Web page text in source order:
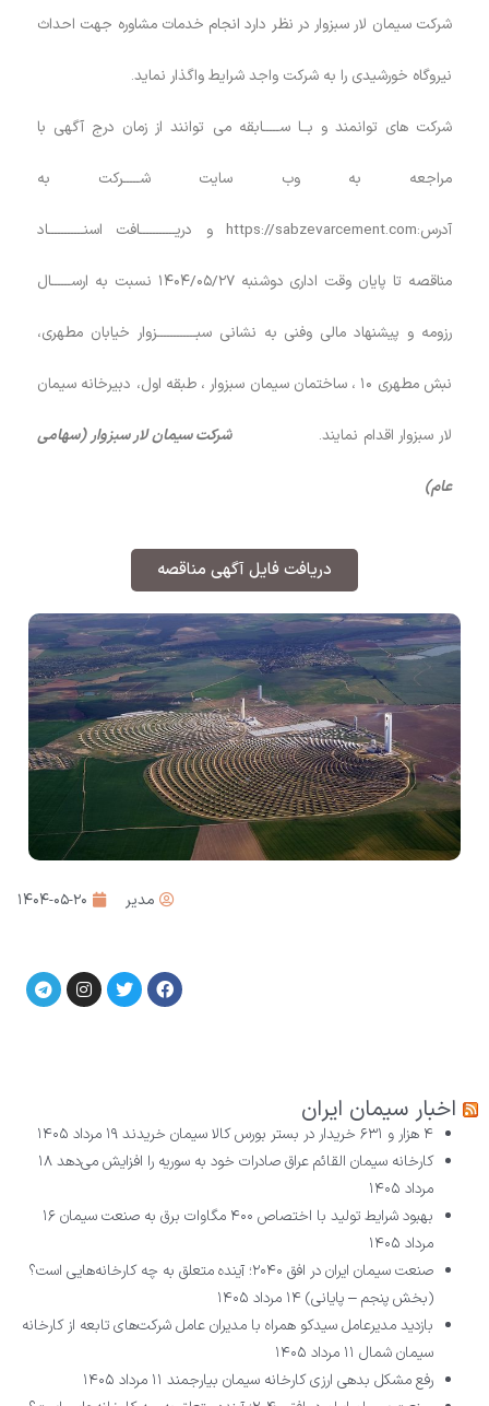
شرکت سیمان لار سبزوار در نظر دارد انجام خدمات مشاوره جهت احداث
نیروگاه خورشیدی را به شرکت واجد شرایط واگذار نماید.
شرکت های توانمند و بــا ســـــابقه می توانند از زمان درج آگهی با
مراجعه به وب سایت شـــــرکت به
آدرس:https://sabzevarcement.com و دریـــــــــــافت اسنـــــــــــاد
مناقصه تا پایان وقت اداری دوشنبه ۱۴۰۴/۰۵/۲۷ نسبت به ارســــــال
رزومه و پیشنهاد مالی و‌فنی به نشانی سبــــــــــــزوار خیابان مطهری،
نبش مطهری ۱۰ ، ساختمان سیمان سبزوار ، طبقه اول، دبیرخانه سیمان
لار سبزوار اقدام نمایند. شرکت سیمان لار سبزوار (سهامی
عام)
دریافت فایل آگهی مناقصه
مدیر ۱۴۰۴-۰۵-۲۰
اخبار سیمان ایران
۴ هزار و ۶۳۱ خریدار در بستر بورس کالا سیمان خریدند
۱۹ مرداد ۱۴۰۵
کارخانه سیمان القائم عراق صادرات خود به سوریه را افزایش می‌دهد۱۸
مرداد ۱۴۰۵
بهبود شرایط تولید با اختصاص ۴۰۰ مگاوات برق به صنعت سیمان
۱۶
مرداد ۱۴۰۵
صنعت سیمان ایران در افق ۲۰۴۰؛ آینده متعلق به چه کارخانه‌هایی است؟
(بخش پنجم – پایانی) ۱۴ مرداد ۱۴۰۵
بازدید مدیرعامل سیدکو همراه با مدیران عامل شرکت‌های تابعه از کارخانه
سیمان شمال ۱۱ مرداد ۱۴۰۵
رفع مشکل بدهی ارزی کارخانه سیمان بیارجمند ۱۱ مرداد ۱۴۰۵